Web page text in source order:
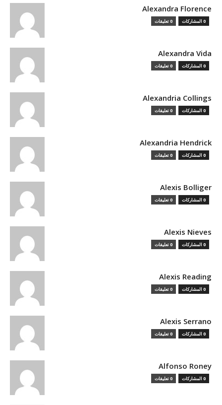
Alexandra Florence
0 المشاركات 0 تعليقات
Alexandra Vida
0 المشاركات 0 تعليقات
Alexandria Collings
0 المشاركات 0 تعليقات
Alexandria Hendrick
0 المشاركات 0 تعليقات
Alexis Bolliger
0 المشاركات 0 تعليقات
Alexis Nieves
0 المشاركات 0 تعليقات
Alexis Reading
0 المشاركات 0 تعليقات
Alexis Serrano
0 المشاركات 0 تعليقات
Alfonso Roney
0 المشاركات 0 تعليقات